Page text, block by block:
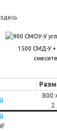
1500 СМД-У +
800
2